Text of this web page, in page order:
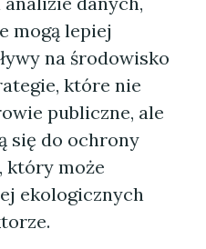
mogą lepiej
na środowisko
które nie
publiczne, ale
się do ochrony
który może
ekologicznych